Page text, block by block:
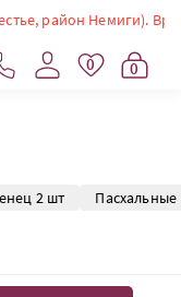
Немиги). Время
0 0
2 шт